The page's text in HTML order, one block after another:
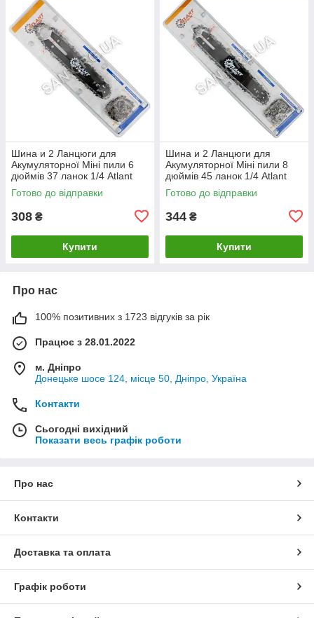
Шина и 2 Ланцюги для
Акумуляторної Міні пили 6
дюймів 37 ланок 1/4 Atlant
Готово до відправки
308 ₴
Купити
Шина и 2 Ланцюги для
Акумуляторної Міні пили 8
дюймів 45 ланок 1/4 Atlant
Готово до відправки
344 ₴
Купити
Про нас
100% позитивних з 1723 відгуків за рік
Працює з 28.01.2022
м. Дніпро
Донецьке шосе 124, місце 50, Дніпро, Україна
Контакти
Сьогодні вихідний
Показати весь графік роботи
Про нас
Контакти
Доставка та оплата
Графік роботи